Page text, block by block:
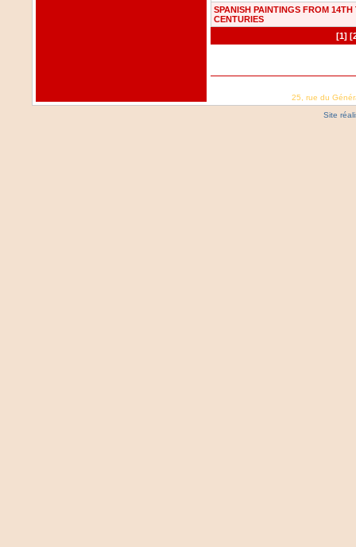
SPANISH PAINTINGS FROM 14TH
CENTURIES
[1]
25, rue du
Site